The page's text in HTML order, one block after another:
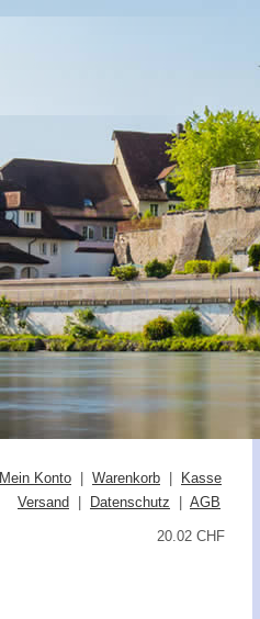
Mein Konto Warenkorb
Kasse
Versand
Datenschutz AGB
20.02 CHF